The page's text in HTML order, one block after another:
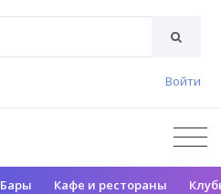
Войти
Бары Кафе и рестораны